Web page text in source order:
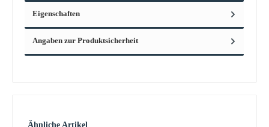
Eigenschaften
Angaben zur Produktsicherheit
Produktgalerie überspringen
Ähnliche Artikel